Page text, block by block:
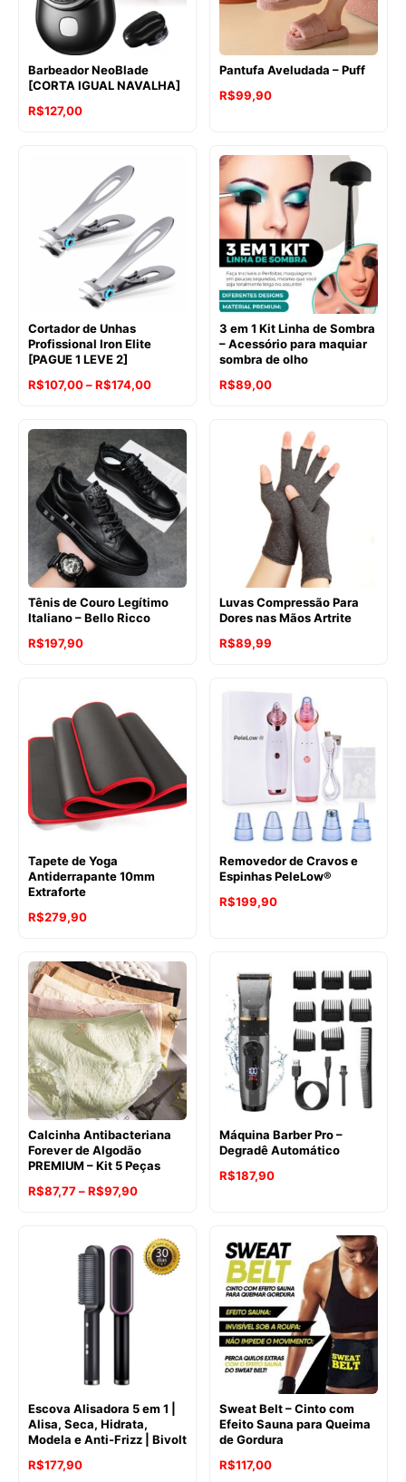
Barbeador NeoBlade
[CORTA IGUAL NAVALHA]
R$127,00
Pantufa Aveludada – Puff
R$99,90
Cortador de Unhas
Profissional Iron Elite
[PAGUE 1 LEVE 2]
R$107,00–R$174,00Faixa
preço:
R$107,00
através
R$174,00
3 em 1 Kit Linha de Sombra
– Acessório para maquiar
sombra de olho
R$89,00
Tênis de Couro Legítimo
Italiano – Bello Ricco
R$197,90
Luvas Compressão Para
Dores nas Mãos Artrite
R$89,99
Tapete de Yoga
Antiderrapante 10mm
Extraforte
R$279,90
Removedor de Cravos e
Espinhas PeleLow®
R$199,90
Calcinha Antibacteriana
Forever de Algodão
PREMIUM – Kit 5 Peças
R$87,77–R$97,90Faixa
preço:
R$87,77
Máquina Barber Pro –
Degradê Automático
R$187,90
Escova Alisadora 5 em 1 |
Alisa, Seca, Hidrata,
Modela e Anti-Frizz | Bivolt
R$177,90
Sweat Belt – Cinto com
Efeito Sauna para Queima
de Gordura
R$117,00